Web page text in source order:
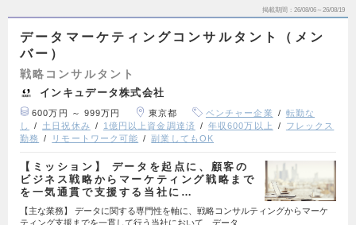
掲載期間 26/08/06～26/08/19
データマーケティングコンサルタント（メン
バー）
戦略コンサルタント
インキュデータ株式会社
600万円 ～ 999万円 東京都 ベンチャー企業
転勤な
し
土日祝休み 1億円以上資金調達済 年収600万以上
フレックス
勤務
リモートワーク可能 副業してもOK
【ミッション】 データを起点に、顧客の
ビジネス戦略からマーケティング戦略まで
を一気通貫で支援する当社に…
【主な業務】 データに関する専門性を軸に、戦略コンサルティングからマーケ
ティング支援までを一貫して行う当社において、データ…